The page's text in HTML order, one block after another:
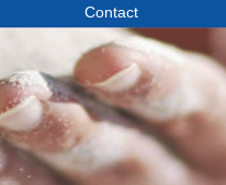
Contact